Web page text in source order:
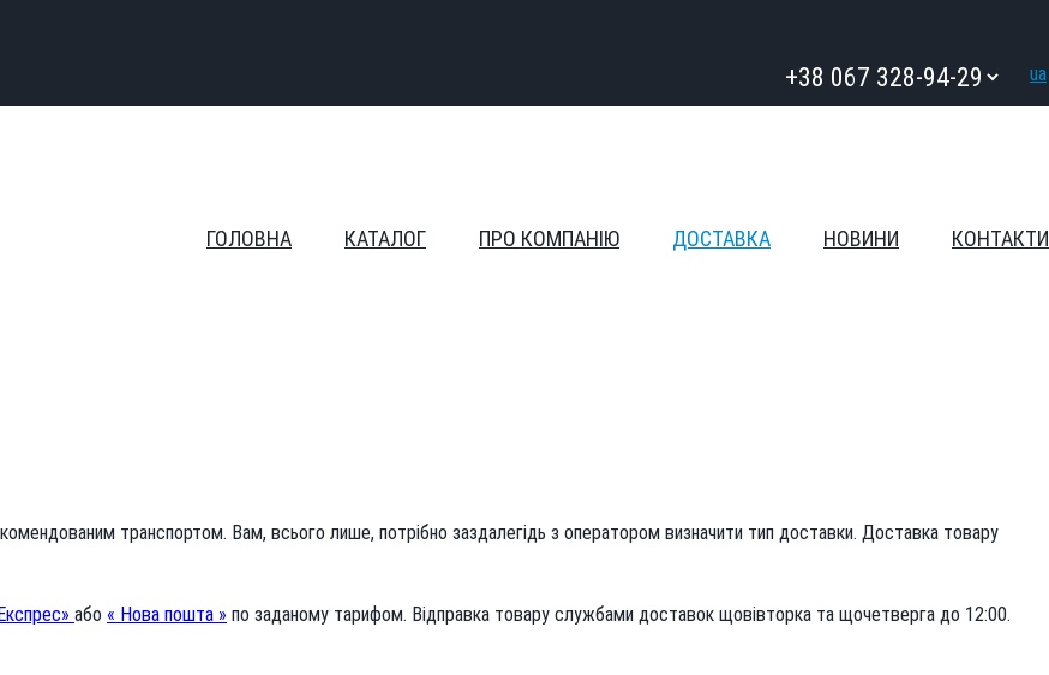
ua
ГОЛОВНА КАТАЛОГ ПРО КОМПАНІЮ ДОСТАВКА НОВИНИ КОНТАКТИ
транспортом. Вам, всього лише, потрібно заздалегідь з оператором визначити тип доставки. Доставка товару
або « Нова пошта » по заданому тарифом. Відправка товару службами доставок щовівторка та щочетверга до 12:00.